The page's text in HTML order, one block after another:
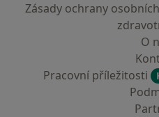
Zásady ochrany
O
Pracovní příležitosti